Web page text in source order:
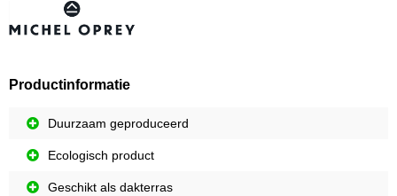
Productinformatie
Duurzaam geproduceerd
Ecologisch product
Geschikt als dakterras